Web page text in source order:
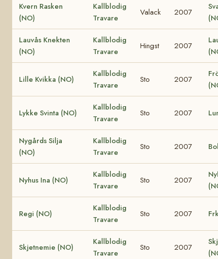
Kvern Rasken
(NO)
Kallblodig
Travare
Valack 2007
Lauvås Knekten
(NO)
Kallblodig
Travare
Hingst 2007
Lille Kvikka (NO)
Kallblodig
Travare
Sto 2007
Lykke Svinta (NO)
Kallblodig
Travare
Sto 2007
Nygårds Silja
(NO)
Kallblodig
Travare
Sto 2007
Nyhus Ina (NO)
Kallblodig
Travare
Sto 2007
Regi (NO)
Kallblodig
Travare
Sto 2007
Skjetnemie (NO)
Kallblodig
Travare
Sto 2007